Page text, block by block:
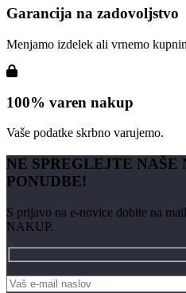
Garancija na zadovoljstvo
Menjamo izdelek ali vrnemo
100% varen nakup
Vaše podatke skrbno varujemo.
NE SPREGLEJTE NAŠE
PONUDBE!
S prijavo na e-novice dobite na
NAKUP.